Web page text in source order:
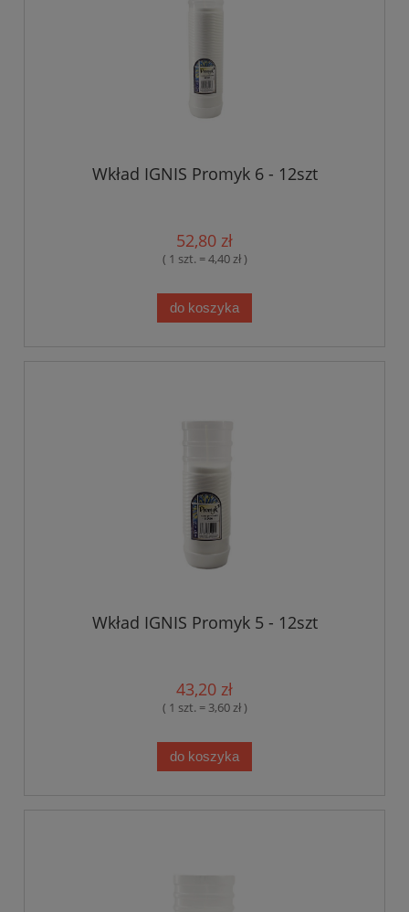
Wkład IGNIS Promyk 6 - 12szt
52,80 zł
( 1 szt. = 4,40 zł )
do koszyka
Wkład IGNIS Promyk 5 - 12szt
43,20 zł
( 1 szt. = 3,60 zł )
do koszyka